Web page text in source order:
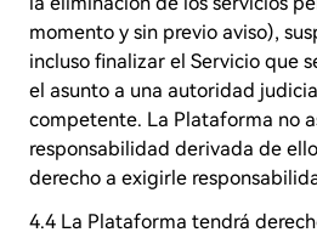
momento y sin previo aviso),
incluso finalizar el Servicio que
el asunto a una autoridad
competente. La Plataforma no
responsabilidad derivada de
derecho a exigirle
4.4 La Plataforma tendrá